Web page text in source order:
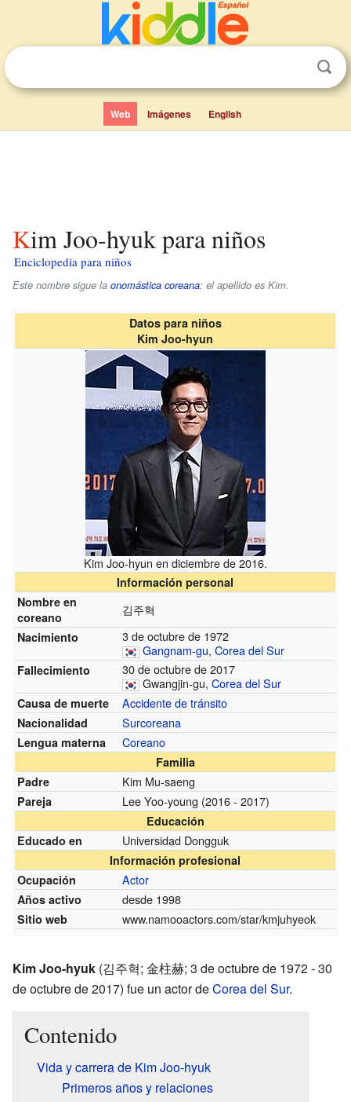
Web Imágenes English
Kim Joo-hyuk para niños
Enciclopedia para niños
Este nombre sigue la onomástica coreana; el apellido es Kim.
Datos para niños
Kim Joo-hyun
Kim Joo-hyun en diciembre de 2016.
Información personal
Nombre en
coreano
김주혁
Nacimiento
3 de octubre de 1972
Gangnam-gu,Corea del Sur
Fallecimiento
30 de octubre de 2017
Gwangjin-gu,Corea del Sur
Causa de muerte Accidente de tránsito
Nacionalidad Surcoreana
Lengua materna Coreano
Familia
Padre
Kim Mu-saeng
Pareja Lee Yoo-young (2016 - 2017)
Educación
Educado en
Universidad Dongguk
Información profesional
Ocupación
Actor
Años activo desde 1998
Sitio web www.namooactors.com/star/kmjuhyeok
Kim Joo-hyuk (김주혁; 金柱赫; 3 de octubre de 1972 - 30
de octubre de 2017) fue un actor deCorea del Sur.
Contenido
Vida y carrera de Kim Joo-hyuk
Primeros años y relaciones